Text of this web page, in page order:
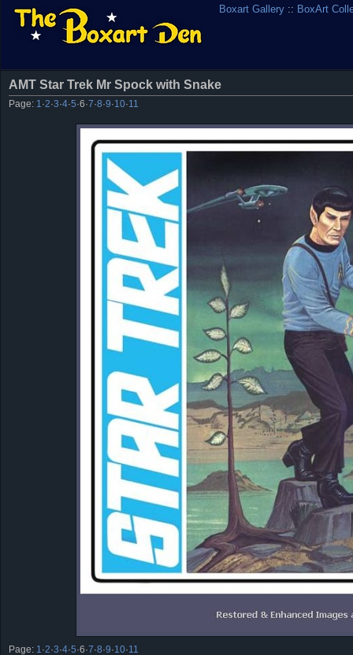
Boxart Gallery :: BoxArt
AMT Star Trek Mr Spock with Snake
Page: 1 ·2·3·4·5·6·7·8·9·10·11
Page: 1 ·2·3·4·5·6·7·8·9·10·11